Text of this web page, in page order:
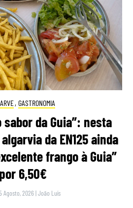
, GASTRONOMIA
sabor da Guia”: nesta
da EN125 ainda
frango à Guia”
por 6,50€
Agosto, 2026 |João Luís